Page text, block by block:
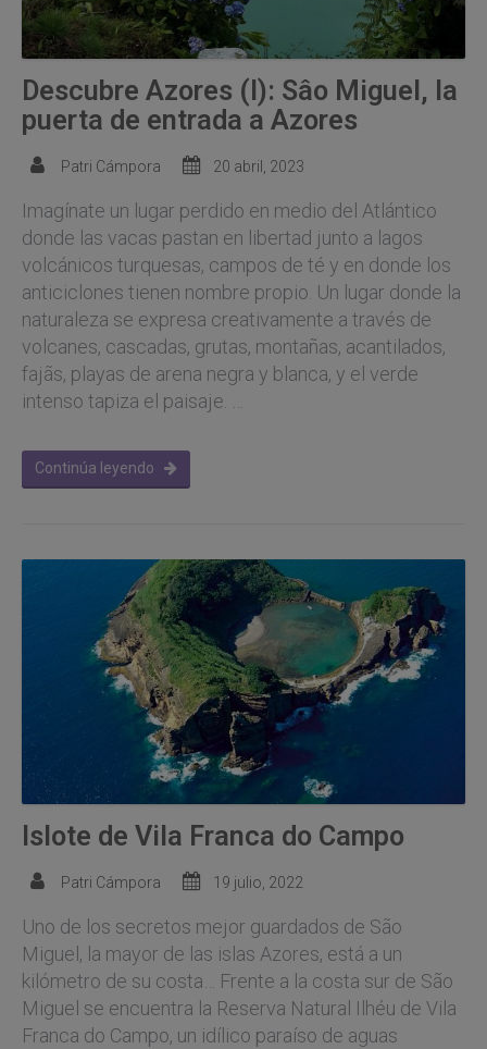
Descubre Azores (I): Sâo Miguel, la
puerta de entrada a Azores
Patri Cámpora 20 abril, 2023
Imagínate un lugar perdido en medio del Atlántico
donde las vacas pastan en libertad junto a lagos
volcánicos turquesas, campos de té y en donde los
anticiclones tienen nombre propio. Un lugar donde la
naturaleza se expresa creativamente a través de
volcanes, cascadas, grutas, montañas, acantilados,
fajãs, playas de arena negra y blanca, y el verde
intenso tapiza el paisaje. …
Continúa leyendo
Islote de Vila Franca do Campo
Patri Cámpora 19 julio, 2022
Uno de los secretos mejor guardados de São
Miguel, la mayor de las islas Azores, está a un
kilómetro de su costa… Frente a la costa sur de São
Miguel se encuentra la Reserva Natural Ilhéu de Vila
Franca do Campo, un idílico paraíso de aguas